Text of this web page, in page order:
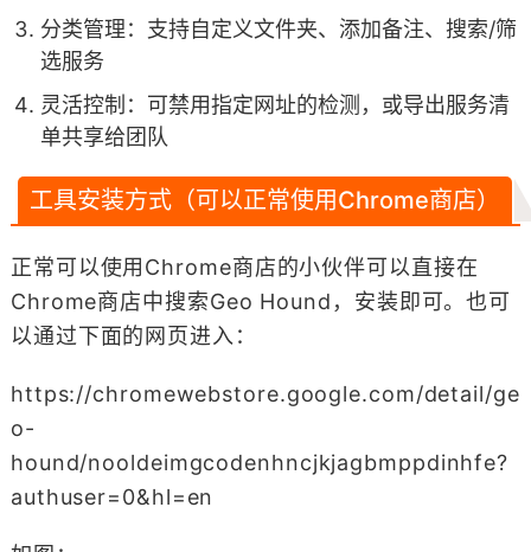
分类管理​​：支持自定义文件夹、添加备注、搜索/筛
选服务
​​灵活控制​​：可禁用指定网址的检测，或导出服务清
单共享给团队
工具安装方式（可以正常使用Chrome商店）
正常可以使用Chrome商店的小伙伴可以直接在
Chrome商店中搜索Geo Hound，安装即可。也可
以通过下面的网页进入：
https://chromewebstore.google.com/detail/ge
o-
hound/nooldeimgcodenhncjkjagbmppdinhfe?
authuser=0&hl=en